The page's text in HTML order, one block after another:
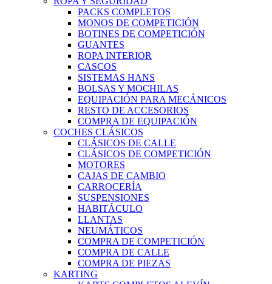
PACKS COMPLETOS
MONOS DE COMPETICIÓN
BOTINES DE COMPETICIÓN
GUANTES
ROPA INTERIOR
CASCOS
SISTEMAS HANS
BOLSAS Y MOCHILAS
EQUIPACIÓN PARA MECÁNICOS
RESTO DE ACCESORIOS
COMPRA DE EQUIPACIÓN
COCHES CLÁSICOS
CLÁSICOS DE CALLE
CLÁSICOS DE COMPETICIÓN
MOTORES
CAJAS DE CAMBIO
CARROCERÍA
SUSPENSIONES
HABITÁCULO
LLANTAS
NEUMÁTICOS
COMPRA DE COMPETICIÓN
COMPRA DE CALLE
COMPRA DE PIEZAS
KARTING